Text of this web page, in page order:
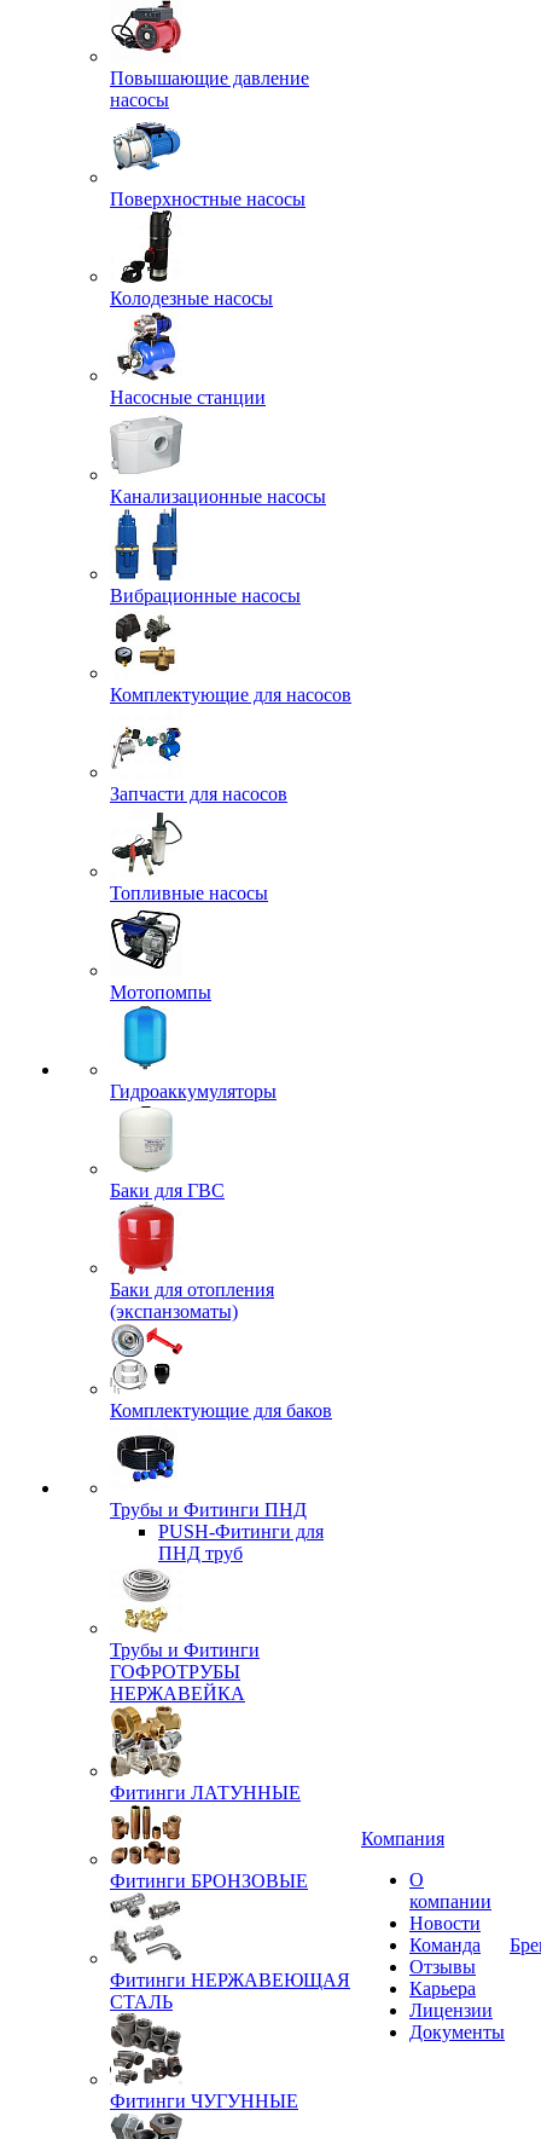
Повышающие давление
насосы
Поверхностные насосы
Колодезные насосы
Насосные станции
Канализационные насосы
Вибрационные насосы
Комплектующие для насосов
Запчасти для насосов
Топливные насосы
Мотопомпы
Гидроаккумуляторы
Баки для ГВС
Баки для отопления
(экспанзоматы)
Комплектующие для баков
Трубы и Фитинги ПНД
PUSH-Фитинги для
ПНД труб
Трубы и Фитинги
ГОФРОТРУБЫ
НЕРЖАВЕЙКА
Фитинги ЛАТУННЫЕ
Фитинги БРОНЗОВЫЕ
Фитинги НЕРЖАВЕЮЩАЯ
СТАЛЬ
Фитинги ЧУГУННЫЕ
Компания
О
компании
Новости
Команда
Отзывы
Карьера
Лицензии
Документы